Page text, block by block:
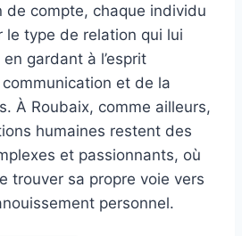
de compte, chaque individu
le type de relation qui lui
gardant à l’esprit
et de la
À Roubaix, comme ailleurs,
humaines restent des
et passionnants, où
trouver sa propre voie vers
personnel.